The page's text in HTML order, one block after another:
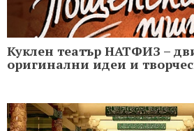
Куклен театър НАТФИЗ –
оригинални идеи и